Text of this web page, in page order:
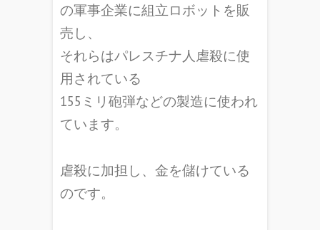
の軍事企業に組立ロボットを販
売し、
それらはパレスチナ人虐殺に使
用されている
155ミリ砲弾などの製造に使われ
ています。
虐殺に加担し、金を儲けている
のです。